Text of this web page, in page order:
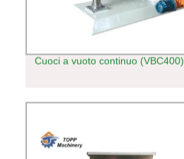
Cuoci a vuoto continuo (VBC400)